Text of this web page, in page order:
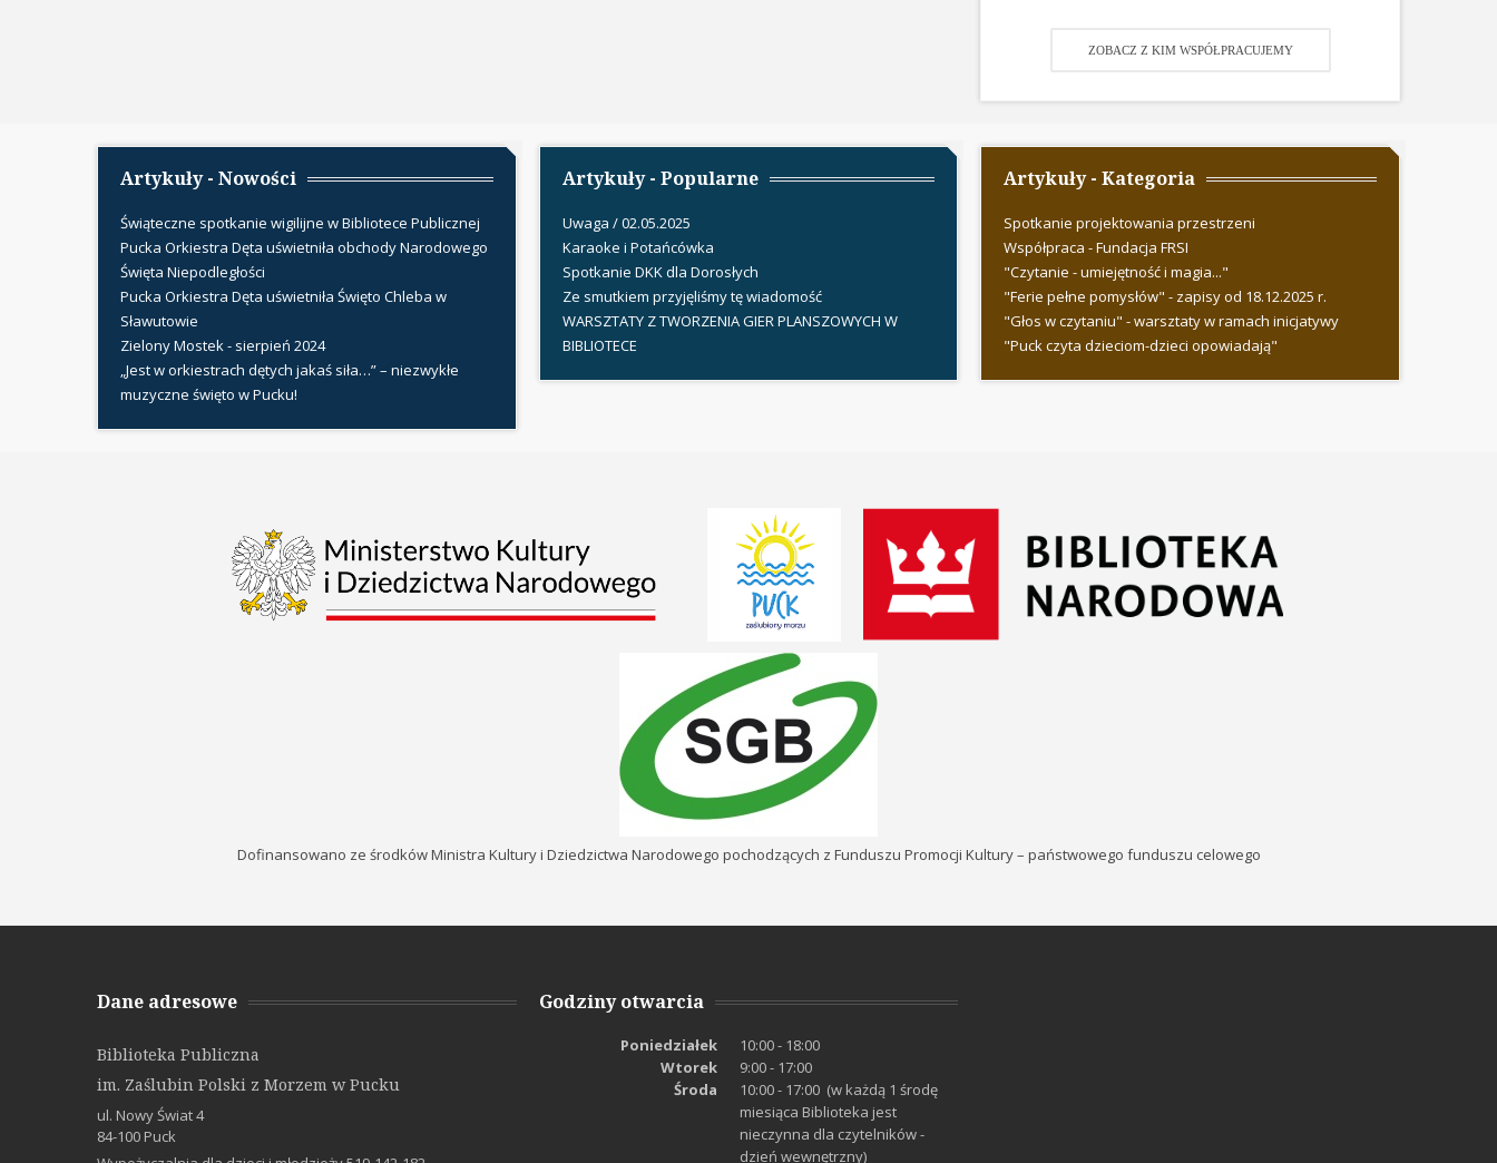
ZOBACZ Z KIM WSPÓŁPRACUJEMY
Artykuły - Nowości
Świąteczne spotkanie wigilijne w Bibliotece Publicznej
Pucka Orkiestra Dęta uświetniła obchody Narodowego
Święta Niepodległości
Pucka Orkiestra Dęta uświetniła Święto Chleba w
Sławutowie
Zielony Mostek - sierpień 2024
„Jest w orkiestrach dętych jakaś siła…” – niezwykłe
muzyczne święto w Pucku!
Artykuły - Popularne
Uwaga / 02.05.2025
Karaoke i Potańcówka
Spotkanie DKK dla Dorosłych
Ze smutkiem przyjęliśmy tę wiadomość
WARSZTATY Z TWORZENIA GIER PLANSZOWYCH W
BIBLIOTECE
Artykuły - Kategoria
Spotkanie projektowania przestrzeni
Współpraca - Fundacja FRSI
"Czytanie - umiejętność i magia..."
"Ferie pełne pomysłów" - zapisy od 18.12.2025 r.
"Głos w czytaniu" - warsztaty w ramach inicjatywy
"Puck czyta dzieciom-dzieci opowiadają"
Dofinansowano ze środków Ministra Kultury i Dziedzictwa Narodowego pochodzących z Funduszu Promocji Kultury – państwowego funduszu celowego
Dane adresowe
Biblioteka Publiczna
im. Zaślubin Polski z Morzem w Pucku
ul. Nowy Świat 4
84-100 Puck
Godziny otwarcia
Poniedziałek
10:00 - 18:00
Wtorek
9:00 - 17:00
Środa
10:00 - 17:00 (w każdą 1 środę
miesiąca Biblioteka jest
nieczynna dla czytelników -
dzień wewnętrzny)